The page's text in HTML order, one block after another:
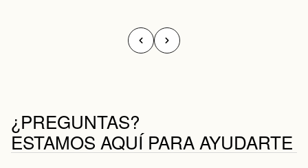
¿PREGUNTAS?
ESTAMOS AQUÍ PARA AYUDARTE